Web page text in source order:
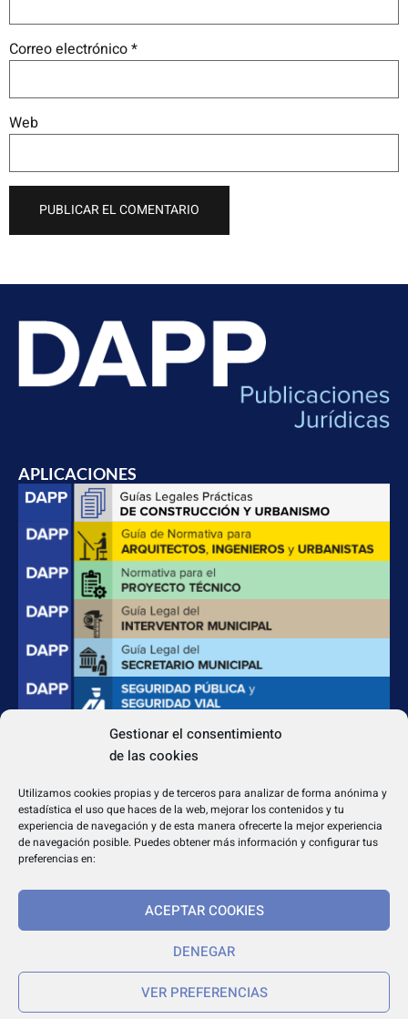
Gestionar el consentimiento
de las cookies
Utilizamos cookies propias y de terceros para analizar de forma anónima y
estadística el uso que haces de la web, mejorar los contenidos y tu
experiencia de navegación y de esta manera ofrecerte la mejor experiencia
de navegación posible. Puedes obtener más información y configurar tus
preferencias en:
ACEPTAR COOKIES
DENEGAR
VER PREFERENCIAS
Correo electrónico*
Web
APLICACIONES
dapp@dappeditorial.es
TEXTOS LEGALES
Política de cookies
Política de privacidad